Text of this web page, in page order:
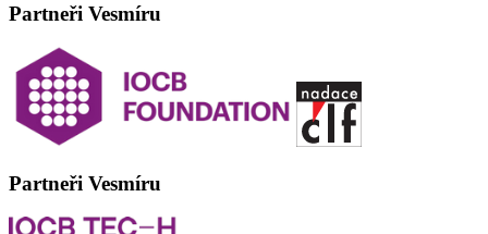
Partneři Vesmíru
Partneři Vesmíru